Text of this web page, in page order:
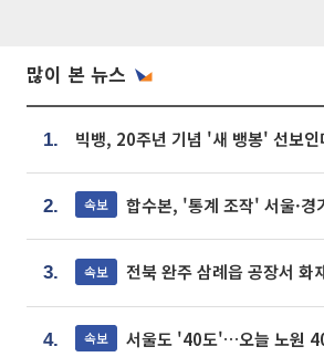
많이 본 뉴스
1.
2. 속보 합수본, '통계 조작' 서울·경기·충북 선관
3. 속보 전북 완주 삼례읍 공장서 화
4. 속보 서울도 '40도'…오늘 노원